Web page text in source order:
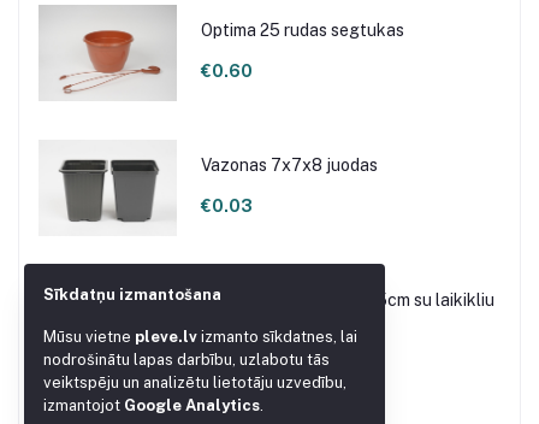
Optima 25 rudas segtukas
€0.60
Vazonas 7x7x8 juodas
€0.03
Mikroįvedimo adatėlė 15cm su laikikliu
€0.10
Sīkdatņu izmantošana
Mūsu vietne pleve.lv izmanto sīkdatnes, lai
nodrošinātu lapas darbību, uzlabotu tās
veiktspēju un analizētu lietotāju uzvedību,
izmantojot Google Analytics